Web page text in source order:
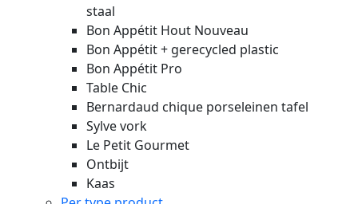
staal
Bon Appétit Hout Nouveau
Bon Appétit + gerecycled plastic
Bon Appétit Pro
Table Chic
Bernardaud chique porseleinen tafel
Sylve vork
Le Petit Gourmet
Ontbijt
Kaas